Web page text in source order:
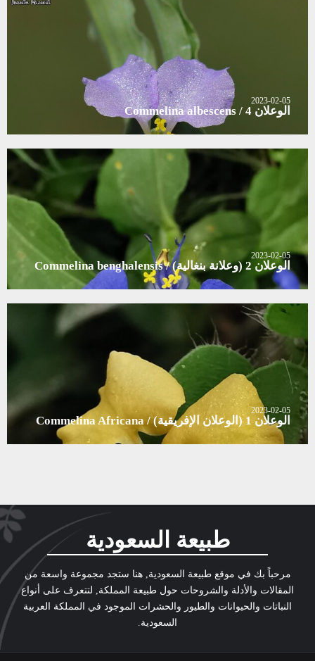
2023-02-05
الوعلان 4 / Commelina albescens
2023-02-05
الوعلان 2 (وعلانة بنغالية) / Commelina benghalensis
2023-02-05
الوعلان 1 (الوعلان الإفريقية) / Commelina Africana
طبيعة السعودية
مرحباً بك في موقع طبيعة السعودية, هنا ستجد مجموعة واسعة من
المقالات والأدلة والشروحات حول طبيعة المملكة, لتتعرف على أنواع
النباتات والحيوانات والطيور والحشرات الموجود في المملكة العربية
السعودية.